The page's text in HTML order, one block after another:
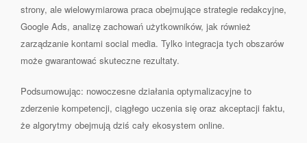
strony, ale wielowymiarowa praca obejmujące strategie redakcyjne,
Google Ads, analizę zachowań użytkowników, jak również
zarządzanie kontami social media. Tylko integracja tych obszarów
może gwarantować skuteczne rezultaty.
Podsumowując: nowoczesne działania optymalizacyjne to
zderzenie kompetencji, ciągłego uczenia się oraz akceptacji faktu,
że algorytmy obejmują dziś cały ekosystem online.